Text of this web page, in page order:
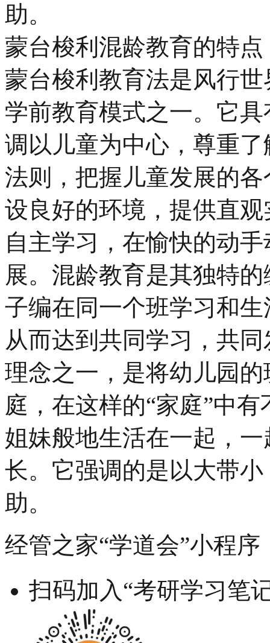
助。
蒙台梭利混龄教育的特点
蒙台梭利教育法是风行
学前教育模式之一。它
调以儿童为中心，尊重
法则，把握儿童发展的
设良好的环境，提供直
自主学习，在愉快的动
展。混龄教育是其独特
子编在同一个班学习和
从而达到共同学习，共
理念之一，是将幼儿园
庭，在这样的“家庭”中
姐妹般地生活在一起，
长。它强调的是以大带
助。
经管之家“学道会”小程序
扫码加入“考研学习笔